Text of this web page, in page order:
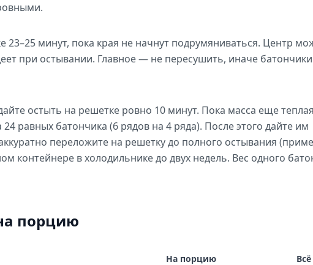
23–25 минут, пока края не начнут подрумяниваться. Центр
при остывании. Главное — не пересушить, иначе батончики
остыть на решетке ровно 10 минут. Пока масса еще
равных батончика (6 рядов на 4 ряда). После этого дайте им
переложите на решетку до полного остывания
контейнере в холодильнике до двух недель. Вес одного
порцию
На порцию